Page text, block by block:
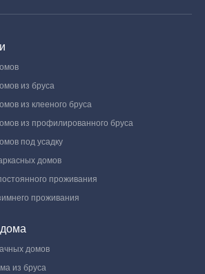
из бруса
из клееного бруса
из профилированного бруса
под усадку
домов
проживания
проживания
домов
из бруса